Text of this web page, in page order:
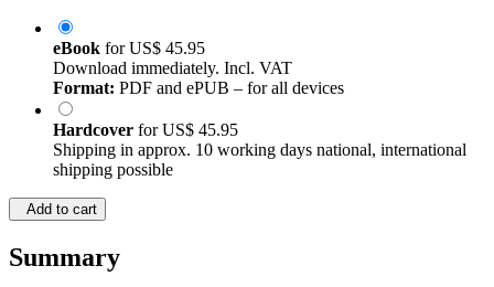
eBook forUS$ 45.95
Download immediately. Incl. VAT
Format: PDF and ePUB – for all devices
Hardcover forUS$ 45.95
Shipping in approx. 10 working days national, international
shipping possible
Add to cart
Summary